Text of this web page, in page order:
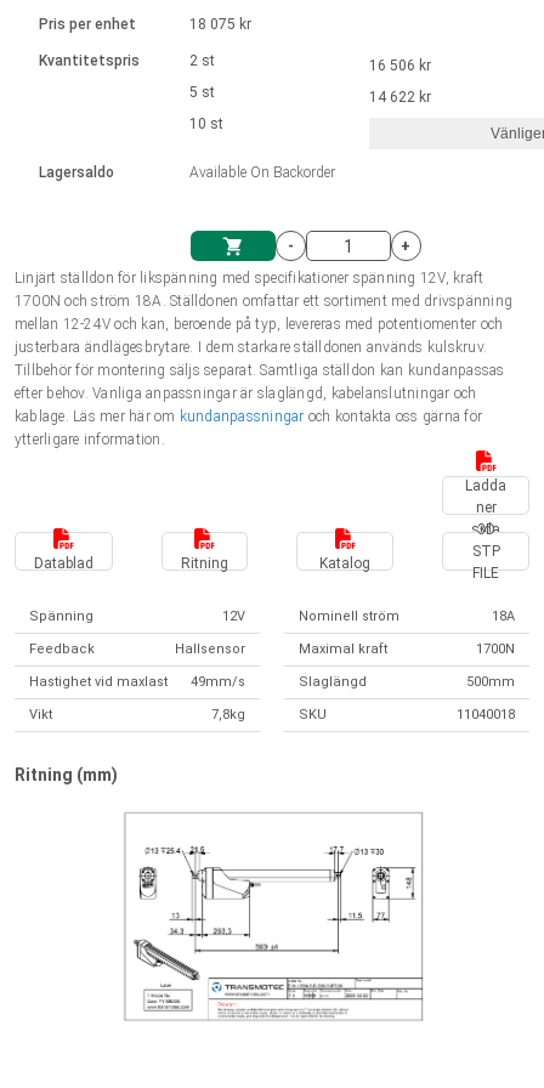
Enhetssystem
Kundkorg
Solenoids
Ø 28-42| 1-1400 rpm | <= 290Ncm
Styrningar borstlösa DC motorer
Styrningar DC motorer
Drivsteg 2-6 A
Synkrona-Asynkrona | för 1-4 ställdon
Synkrona-Asynkrona | för 1-4 ställdon
Français (EUR)
Polski (EUR)
Norsk (NOK)
Suomi (EUR)
Pris per enhet
Kvantitetspris
Lagersaldo
18 075 kr
2 st
5 st
10 st
Available On Backorder
16 506 kr
14 622 kr
-
+
Linjärt ställdon för likspänning med specifikationer spänning 12V, kraft
1700N och ström 18A. Ställdonen omfattar ett sortiment med drivspänning
mellan 12-24V och kan, beroende på typ, levereras med potentiomenter och
justerbara ändlägesbrytare. I dem starkare ställdonen används kulskruv.
Tillbehör för montering säljs separat. Samtliga ställdon kan kundanpassas
efter behov. Vanliga anpassningar är slaglängd, kabelanslutningar och
kablage. Läs mer här om kundanpassningar och kontakta oss gärna för
ytterligare information.
Ladda
ner
sida
Datablad
Ritning Katalog
3D
STP
FILE
Spänning 12V Nominell ström 18A
Feedback Hallsensor Maximal kraft 1700N
Hastighet vid maxlast 49mm/s Slaglängd 500mm
Vikt 7,8kg SKU 11040018
Ritning (mm)